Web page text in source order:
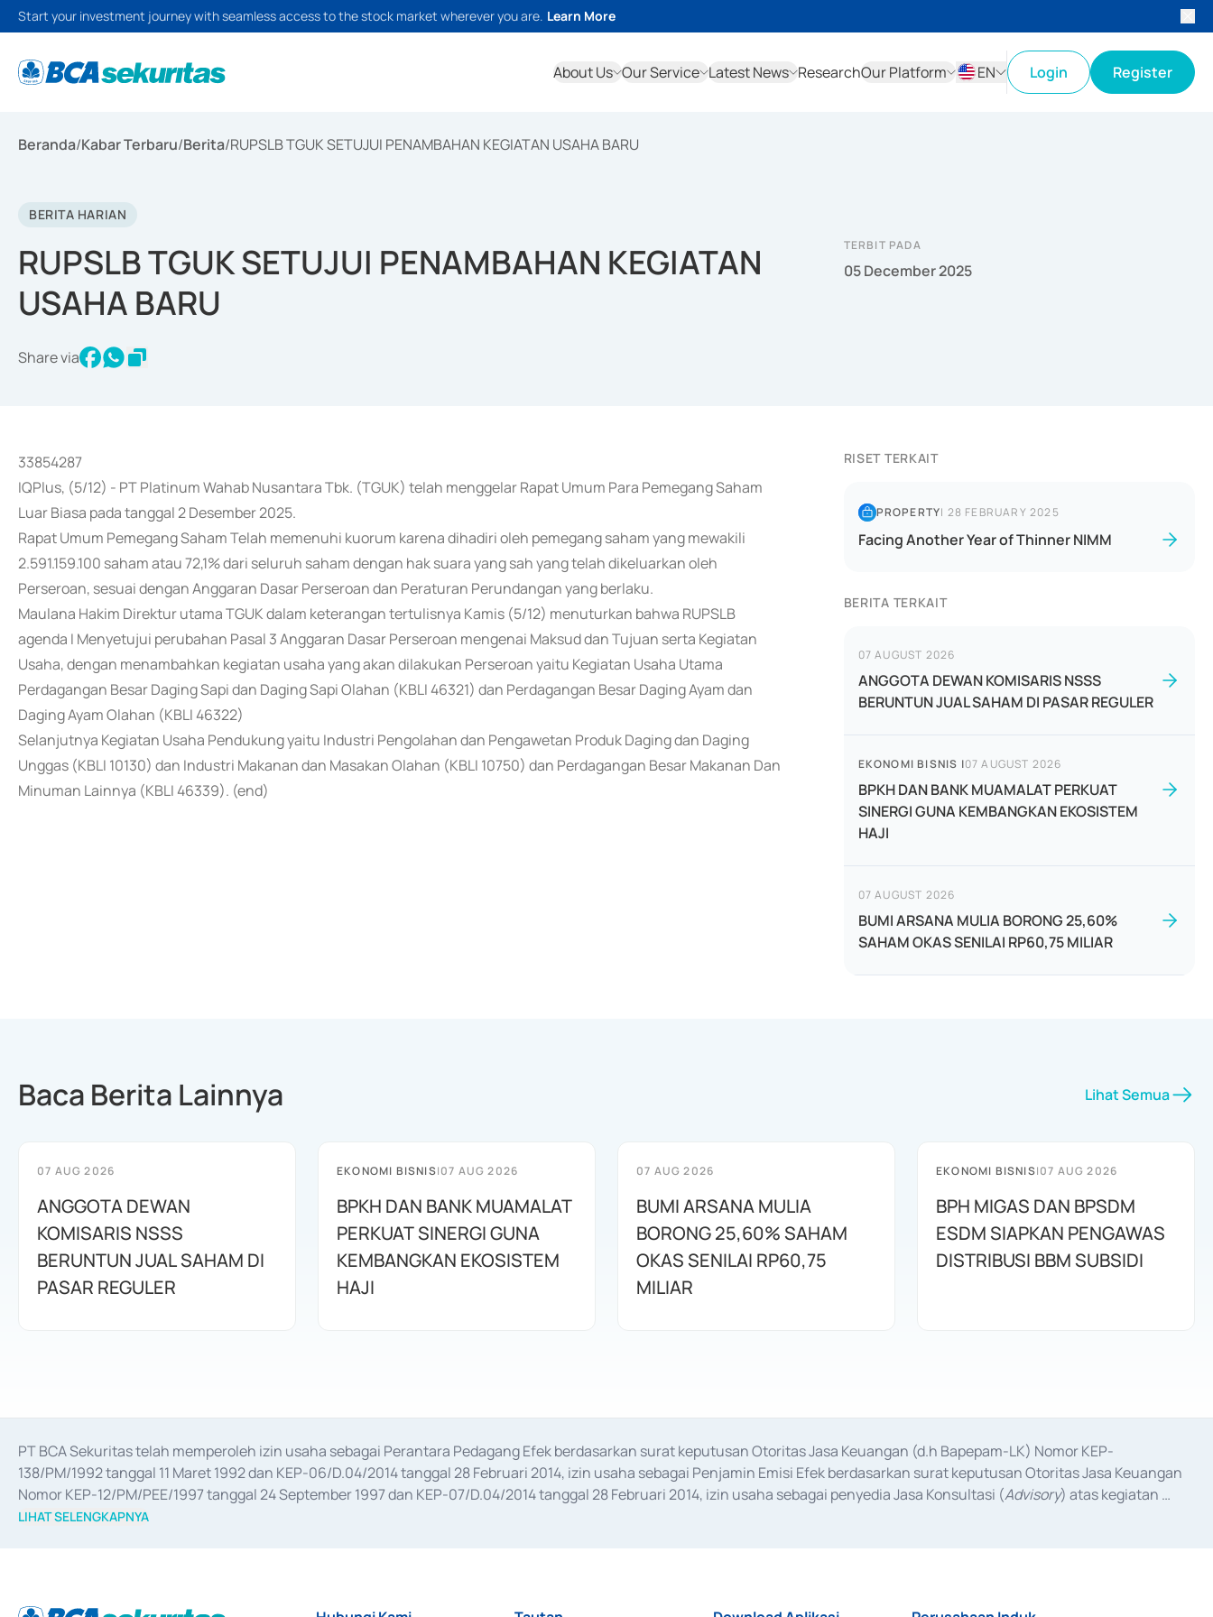
Start your investment journey with seamless access to the stock market wherever you are. Learn More
About Us Our Service Latest News ResearchOur Platform
EN
Login Register
Beranda/Kabar Terbaru/Berita/RUPSLB TGUK SETUJUI PENAMBAHAN KEGIATAN USAHA BARU
BERITA HARIAN
RUPSLB TGUK SETUJUI PENAMBAHAN KEGIATAN
USAHA BARU
Share via
TERBIT PADA
05 December 2025
33854287
IQPlus, (5/12) - PT Platinum Wahab Nusantara Tbk. (TGUK) telah menggelar Rapat Umum Para Pemegang Saham
Luar Biasa pada tanggal 2 Desember 2025.
Rapat Umum Pemegang Saham Telah memenuhi kuorum karena dihadiri oleh pemegang saham yang mewakili
2.591.159.100 saham atau 72,1% dari seluruh saham dengan hak suara yang sah yang telah dikeluarkan oleh
Perseroan, sesuai dengan Anggaran Dasar Perseroan dan Peraturan Perundangan yang berlaku.
Maulana Hakim Direktur utama TGUK dalam keterangan tertulisnya Kamis (5/12) menuturkan bahwa RUPSLB
agenda I Menyetujui perubahan Pasal 3 Anggaran Dasar Perseroan mengenai Maksud dan Tujuan serta Kegiatan
Usaha, dengan menambahkan kegiatan usaha yang akan dilakukan Perseroan yaitu Kegiatan Usaha Utama
Perdagangan Besar Daging Sapi dan Daging Sapi Olahan (KBLI 46321) dan Perdagangan Besar Daging Ayam dan
Daging Ayam Olahan (KBLI 46322)
Selanjutnya Kegiatan Usaha Pendukung yaitu Industri Pengolahan dan Pengawetan Produk Daging dan Daging
Unggas (KBLI 10130) dan Industri Makanan dan Masakan Olahan (KBLI 10750) dan Perdagangan Besar Makanan Dan
Minuman Lainnya (KBLI 46339). (end)
RISET TERKAIT
PROPERTY| 28 FEBRUARY 2025
Facing Another Year of Thinner NIMM
BERITA TERKAIT
07 AUGUST 2026
ANGGOTA DEWAN KOMISARIS NSSS
BERUNTUN JUAL SAHAM DI PASAR REGULER
EKONOMI BISNIS |07 AUGUST 2026
BPKH DAN BANK MUAMALAT PERKUAT
SINERGI GUNA KEMBANGKAN EKOSISTEM
HAJI
07 AUGUST 2026
BUMI ARSANA MULIA BORONG 25,60%
SAHAM OKAS SENILAI RP60,75 MILIAR
Baca Berita Lainnya Lihat Semua
07 AUG 2026
ANGGOTA DEWAN
KOMISARIS NSSS
BERUNTUN JUAL SAHAM DI
PASAR REGULER
EKONOMI BISNIS|07 AUG 2026
BPKH DAN BANK MUAMALAT
PERKUAT SINERGI GUNA
KEMBANGKAN EKOSISTEM
HAJI
07 AUG 2026
BUMI ARSANA MULIA
BORONG 25,60% SAHAM
OKAS SENILAI RP60,75
MILIAR
EKONOMI BISNIS|07 AUG 2026
BPH MIGAS DAN BPSDM
ESDM SIAPKAN PENGAWAS
DISTRIBUSI BBM SUBSIDI
PT BCA Sekuritas telah memperoleh izin usaha sebagai Perantara Pedagang Efek berdasarkan surat keputusan Otoritas Jasa Keuangan (d.h Bapepam-LK) Nomor KEP-
138/PM/1992 tanggal 11 Maret 1992 dan KEP-06/D.04/2014 tanggal 28 Februari 2014, izin usaha sebagai Penjamin Emisi Efek berdasarkan surat keputusan Otoritas Jasa Keuangan
Nomor KEP-12/PM/PEE/1997 tanggal 24 September 1997 dan KEP-07/D.04/2014 tanggal 28 Februari 2014, izin usaha sebagai penyedia Jasa Konsultasi (Advisory) atas kegiatan
merger, akuisisi, divestasi, dan
LIHAT SELENGKAPNYA